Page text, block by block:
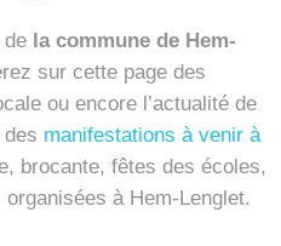
de la commune de Hem-
sur cette page des
ou encore l’actualité de
manifestations à venir à
brocante, fêtes des écoles,
à Hem-Lenglet.